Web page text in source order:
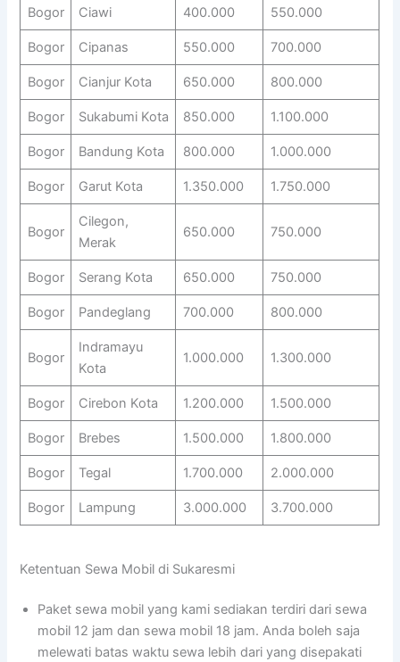
Bogor Ciawi 400.000 550.000
Bogor Cipanas 550.000 700.000
Bogor Cianjur Kota 650.000 800.000
Bogor Sukabumi Kota 850.000 1.100.000
Bogor Bandung Kota 800.000 1.000.000
Bogor Garut Kota 1.350.000 1.750.000
Bogor
Cilegon,
Merak
650.000 750.000
Bogor Serang Kota 650.000 750.000
Bogor Pandeglang 700.000 800.000
Bogor
Indramayu
Kota
1.000.000 1.300.000
Bogor Cirebon Kota 1.200.000 1.500.000
Bogor Brebes 1.500.000 1.800.000
Bogor Tegal 1.700.000 2.000.000
Bogor Lampung 3.000.000 3.700.000
Ketentuan Sewa Mobil di Sukaresmi
Paket sewa mobil yang kami sediakan terdiri dari sewa
mobil 12 jam dan sewa mobil 18 jam. Anda boleh saja
melewati batas waktu sewa lebih dari yang disepakati